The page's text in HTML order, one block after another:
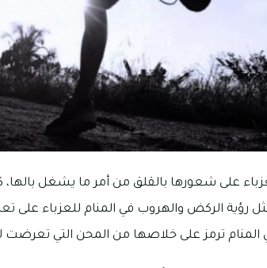
على شعورها بالقلق من أمر ما يشغل بالها،
رؤية الركض والهروب في المنام للعزباء على
ترمز على خلاصها من المحن التي تعرضت